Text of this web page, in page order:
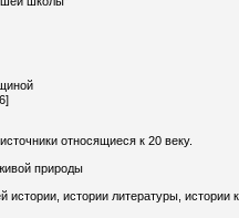
относящиеся к 20 веку.
природы
истории литературы, истории